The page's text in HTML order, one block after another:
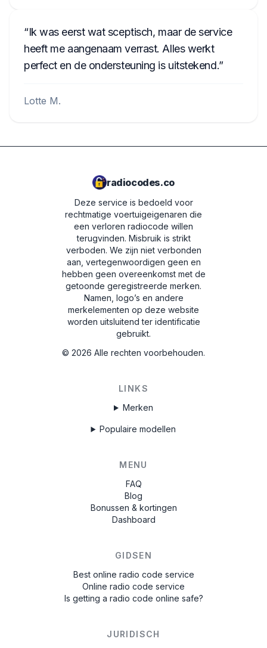
Ik was eerst wat sceptisch, maar de service
heeft me aangenaam verrast. Alles werkt
perfect en de ondersteuning is uitstekend.
Lotte M.
radiocodes.co
Deze service is bedoeld voor
rechtmatige voertuigeigenaren die
een verloren radiocode willen
terugvinden. Misbruik is strikt
verboden. We zijn niet verbonden
aan, vertegenwoordigen geen en
hebben geen overeenkomst met de
getoonde geregistreerde merken.
Namen, logo’s en andere
merkelementen op deze website
worden uitsluitend ter identificatie
gebruikt.
© 2026 Alle rechten voorbehouden.
LINKS
Merken
Populaire modellen
MENU
FAQ
Blog
Bonussen & kortingen
Dashboard
GIDSEN
Best online radio code service
Online radio code service
Is getting a radio code online safe?
JURIDISCH